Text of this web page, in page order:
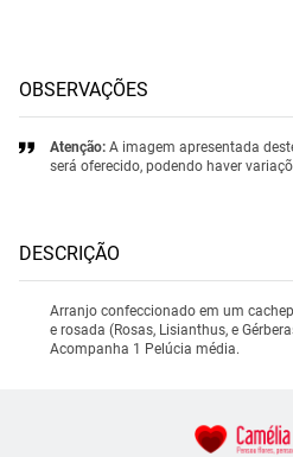
OBSERVAÇÕES
Atenção: A imagem apresentada
será oferecido, podendo haver
DESCRIÇÃO
Arranjo confeccionado em um
e rosada (Rosas, Lisianthus, e
Acompanha 1 Pelúcia média.